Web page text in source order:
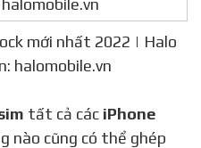
mới nhất 2022 | Halo
halomobile.vn
tất cả các iPhone
nào cũng có thể ghép